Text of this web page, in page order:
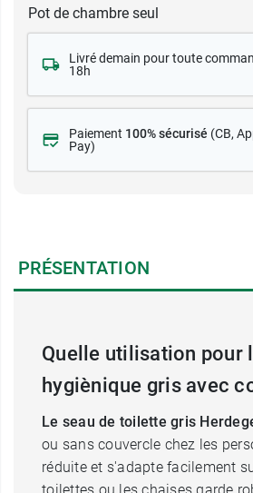
Pot de chambre seul
Livré demain pour toute
18h
Paiement 100% sécurisé (CB,
Pay)
PRÉSENTATION
Quelle utilisation pour
hygiènique gris avec
Le seau de toilette gris
ou sans couvercle chez les
réduite et s'adapte facilement